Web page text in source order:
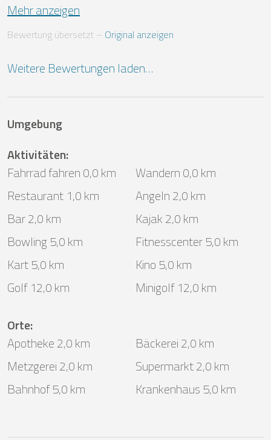
Mehr anzeigen
Bewertung übersetzt – Original anzeigen
Weitere Bewertungen laden…
Umgebung
Aktivitäten:
Fahrrad fahren 0,0 km
Wandern 0,0 km
Restaurant 1,0 km
Angeln 2,0 km
Bar 2,0 km
Kajak 2,0 km
Bowling 5,0 km
Fitnesscenter 5,0 km
Kart 5,0 km
Kino 5,0 km
Golf 12,0 km
Minigolf 12,0 km
Orte:
Apotheke 2,0 km
Bäckerei 2,0 km
Metzgerei 2,0 km
Supermarkt 2,0 km
Bahnhof 5,0 km
Krankenhaus 5,0 km